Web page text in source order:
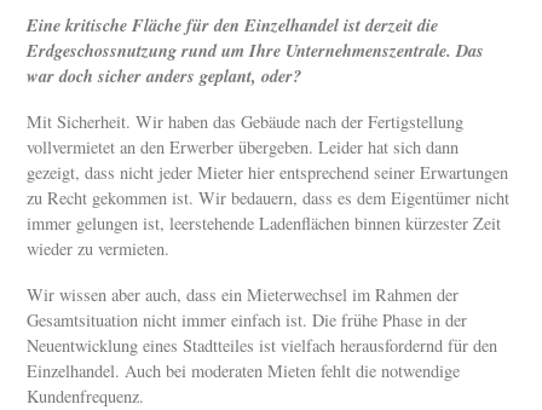
Eine kritische Fläche für den Einzelhandel ist derzeit die
Erdgeschossnutzung rund um Ihre Unternehmenszentrale. Das
war doch sicher anders geplant, oder?
Mit Sicherheit. Wir haben das Gebäude nach der Fertigstellung
vollvermietet an den Erwerber übergeben. Leider hat sich dann
gezeigt, dass nicht jeder Mieter hier entsprechend seiner Erwartungen
zu Recht gekommen ist. Wir bedauern, dass es dem Eigentümer nicht
immer gelungen ist, leerstehende Ladenflächen binnen kürzester Zeit
wieder zu vermieten.
Wir wissen aber auch, dass ein Mieterwechsel im Rahmen der
Gesamtsituation nicht immer einfach ist. Die frühe Phase in der
Neuentwicklung eines Stadtteiles ist vielfach herausfordernd für den
Einzelhandel. Auch bei moderaten Mieten fehlt die notwendige
Kundenfrequenz.